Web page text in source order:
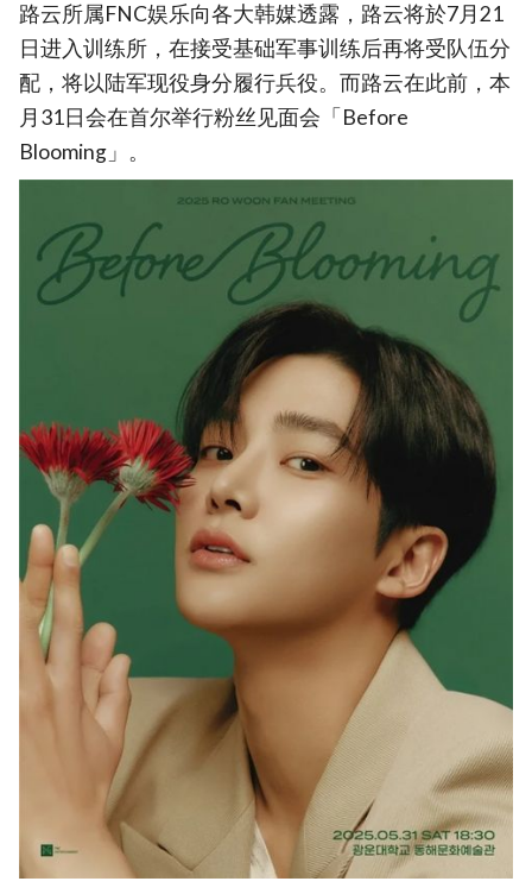
路云所属FNC娱乐向各大韩媒透露，路云将於7月21
日进入训练所，在接受基础军事训练后再将受队伍分
配，将以陆军现役身分履行兵役。而路云在此前，本
月31日会在首尔举行粉丝见面会「Before
Blooming」。